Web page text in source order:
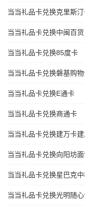
当当礼品卡兑换克里斯
当当礼品卡兑换中闽百货
当当礼品卡兑换85度卡
当当礼品卡兑换磐基购
当当礼品卡兑换E通卡
当当礼品卡兑换商通卡
当当礼品卡兑换建万卡
当当礼品卡兑换向阳坊
当当礼品卡兑换星巴克
当当礼品卡兑换光明随